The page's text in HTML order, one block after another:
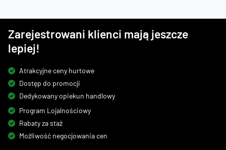
Zarejestrowani klienci mają jeszcze
lepiej!
Atrakcyjne ceny hurtowe
Dostęp do promocji
Dedykowany opiekun handlowy
Program Lojalnościowy
Rabaty za staż
Możliwość negocjowania cen